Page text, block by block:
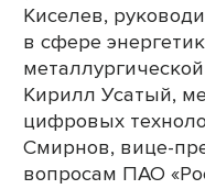
Киселев,
в сфере
Кирилл Усатый,
цифровых
Смирнов, вице-
вопросам ПАО